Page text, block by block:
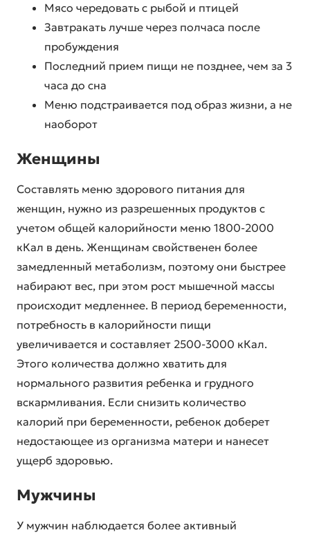
Мясо чередовать с рыбой и птицей
Завтракать лучше через полчаса после
пробуждения
Последний прием пищи не позднее, чем за 3
часа до сна
Меню подстраивается под образ жизни, а не
наоборот
Женщины
Составлять меню здорового питания для
женщин, нужно из разрешенных продуктов с
учетом общей калорийности меню 1800-2000
кКал в день. Женщинам свойственен более
замедленный метаболизм, поэтому они быстрее
набирают вес, при этом рост мышечной массы
происходит медленнее. В период беременности,
потребность в калорийности пищи
увеличивается и составляет 2500-3000 кКал.
Этого количества должно хватить для
нормального развития ребенка и грудного
вскармливания. Если снизить количество
калорий при беременности, ребенок доберет
недостающее из организма матери и нанесет
ущерб здоровью.
Мужчины
У мужчин наблюдается более активный